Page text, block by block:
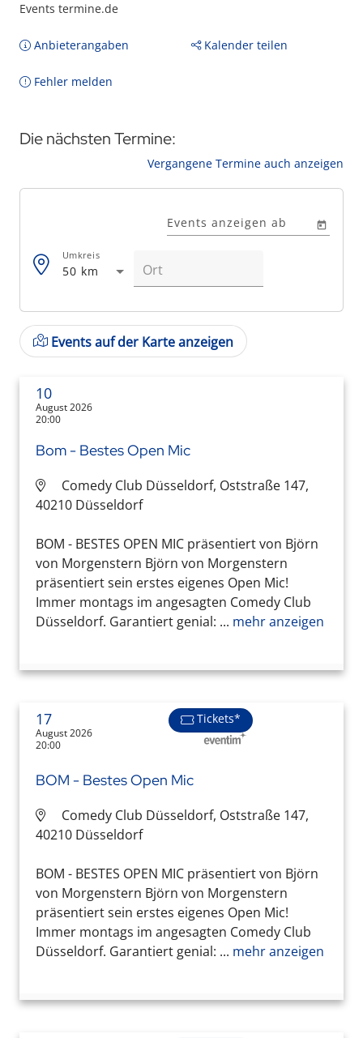
Events termine.de
Anbieterangaben Kalender teilen
Fehler melden
Die nächsten Termine:
Vergangene Termine auch anzeigen
Events anzeigen ab
50 km
Umkreis
Events auf der Karte anzeigen
10
August 2026
20:00
Bom - Bestes Open Mic
Comedy Club Düsseldorf, Oststraße 147,
40210 Düsseldorf
BOM - BESTES OPEN MIC präsentiert von Björn
von Morgenstern Björn von Morgenstern
präsentiert sein erstes eigenes Open Mic!
Immer montags im angesagten Comedy Club
Düsseldorf. Garantiert genial: ... mehr anzeigen
17
August 2026
20:00
Tickets*
BOM - Bestes Open Mic
Comedy Club Düsseldorf, Oststraße 147,
40210 Düsseldorf
BOM - BESTES OPEN MIC präsentiert von Björn
von Morgenstern Björn von Morgenstern
präsentiert sein erstes eigenes Open Mic!
Immer montags im angesagten Comedy Club
Düsseldorf. Garantiert genial: ... mehr anzeigen